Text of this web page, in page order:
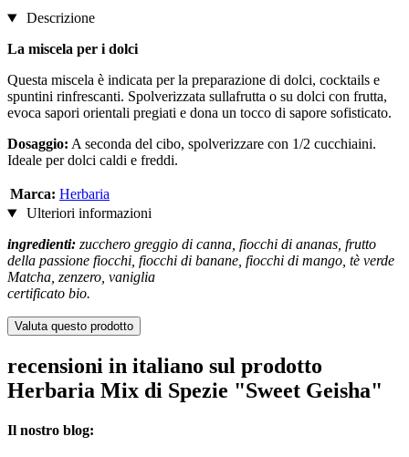
Descrizione
La miscela per i dolci
Questa miscela è indicata per la preparazione di dolci, cocktails e
spuntini rinfrescanti. Spolverizzata sullafrutta o su dolci con frutta,
evoca sapori orientali pregiati e dona un tocco di sapore sofisticato.
Dosaggio: A seconda del cibo, spolverizzare con 1/2 cucchiaini.
Ideale per dolci caldi e freddi.
Marca: Herbaria
Ulteriori informazioni
ingredienti: zucchero greggio di canna, fiocchi di ananas, frutto
della passione fiocchi, fiocchi di banane, fiocchi di mango, tè verde
Matcha, zenzero, vaniglia
certificato bio.
Valuta questo prodotto
recensioni in italiano sul prodotto
Herbaria Mix di Spezie "Sweet Geisha"
Il nostro blog: